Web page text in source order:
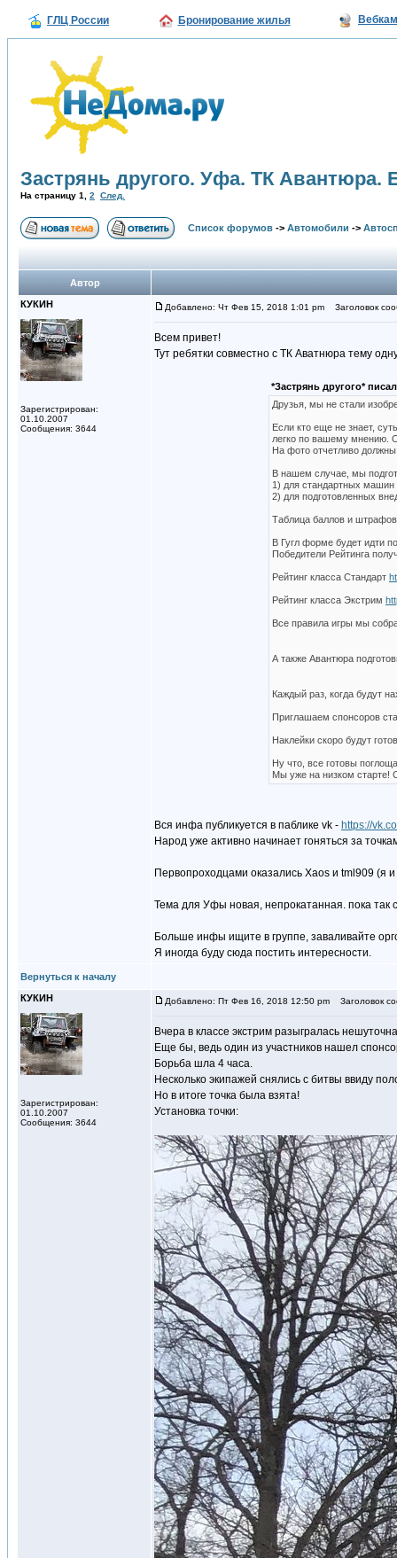
ГЛЦ России Бронирование жилья
Застрянь другого. Уфа. ТК Авантюра.
На страницу 1 2 След.
Список форумов -> Автомобили ->
Автор
КУКИН
Зарегистрирован:
01.10.2007
Сообщения: 3644
Добавлено: Чт Фев 15, 2018 1:01 pm Заголовок
Всем привет!
Тут ребятки совместно с ТК Аватнюра тему
*Застрянь другого*
Друзья, мы не стали
Если кто еще не знает,
легко по вашему мнению.
На фото отчетливо
В нашем случае, мы
1) для стандартных машин
2) для подготовленных
Таблица баллов и
В Гугл форме будет идти
Победители Рейтинга
Рейтинг класса Стандарт
Рейтинг класса Экстрим
Все правила игры мы
А также Авантюра
Каждый раз, когда будут
Приглашаем спонсоров
Наклейки скоро будут
Ну что, все готовы
Мы уже на низком старте!
Вся инфа публикуется в паблике vk - https://
Народ уже активно начинает гоняться за
Первопроходцами оказались Xaos и tml909 (я
Тема для Уфы новая, непрокатанная. пока так
Больше инфы ищите в группе, заваливайте
Я иногда буду сюда постить интересности.
Вернуться к началу
КУКИН
Зарегистрирован:
01.10.2007
Сообщения: 3644
Добавлено: Пт Фев 16, 2018 12:50 pm Заголовок
Вчера в классе экстрим разыгралась
Еще бы, ведь один из участников нашел
Борьба шла 4 часа.
Несколько экипажей снялись с битвы ввиду
Но в итоге точка была взята!
Установка точки: